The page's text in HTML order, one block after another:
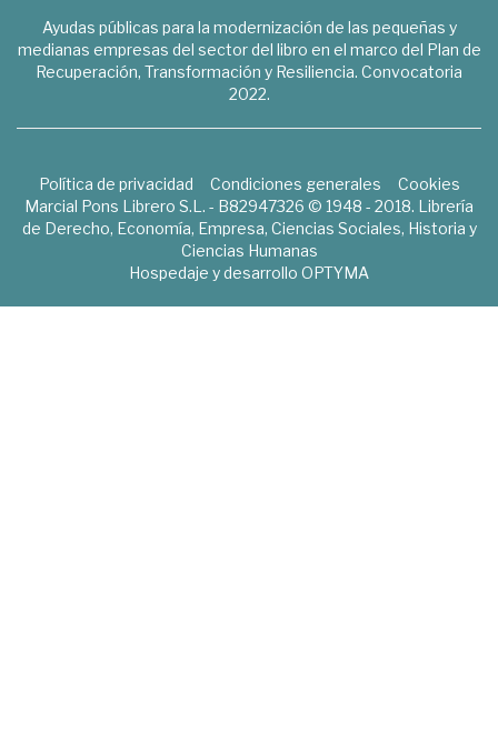
Ayudas públicas para la modernización de las pequeñas y
medianas empresas del sector del libro en el marco del Plan de
Recuperación, Transformación y Resiliencia. Convocatoria
2022.
Política de privacidad Condiciones generales
Cookies
Marcial Pons Librero S.L. - B82947326 © 1948 - 2018. Librería
de Derecho, Economía, Empresa, Ciencias Sociales, Historia y
Ciencias Humanas
Hospedaje y desarrollo OPTYMA